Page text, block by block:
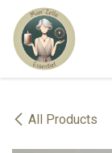
Se rendre au contenu
All Products